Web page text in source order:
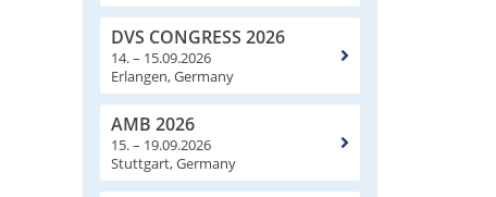
DVS CONGRESS 2026
14. – 15.09.2026
Erlangen, Germany
AMB 2026
15. – 19.09.2026
Stuttgart, Germany